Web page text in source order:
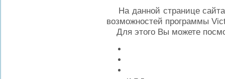
На данной странице сайта
возможностей программы
Для этого Вы можете